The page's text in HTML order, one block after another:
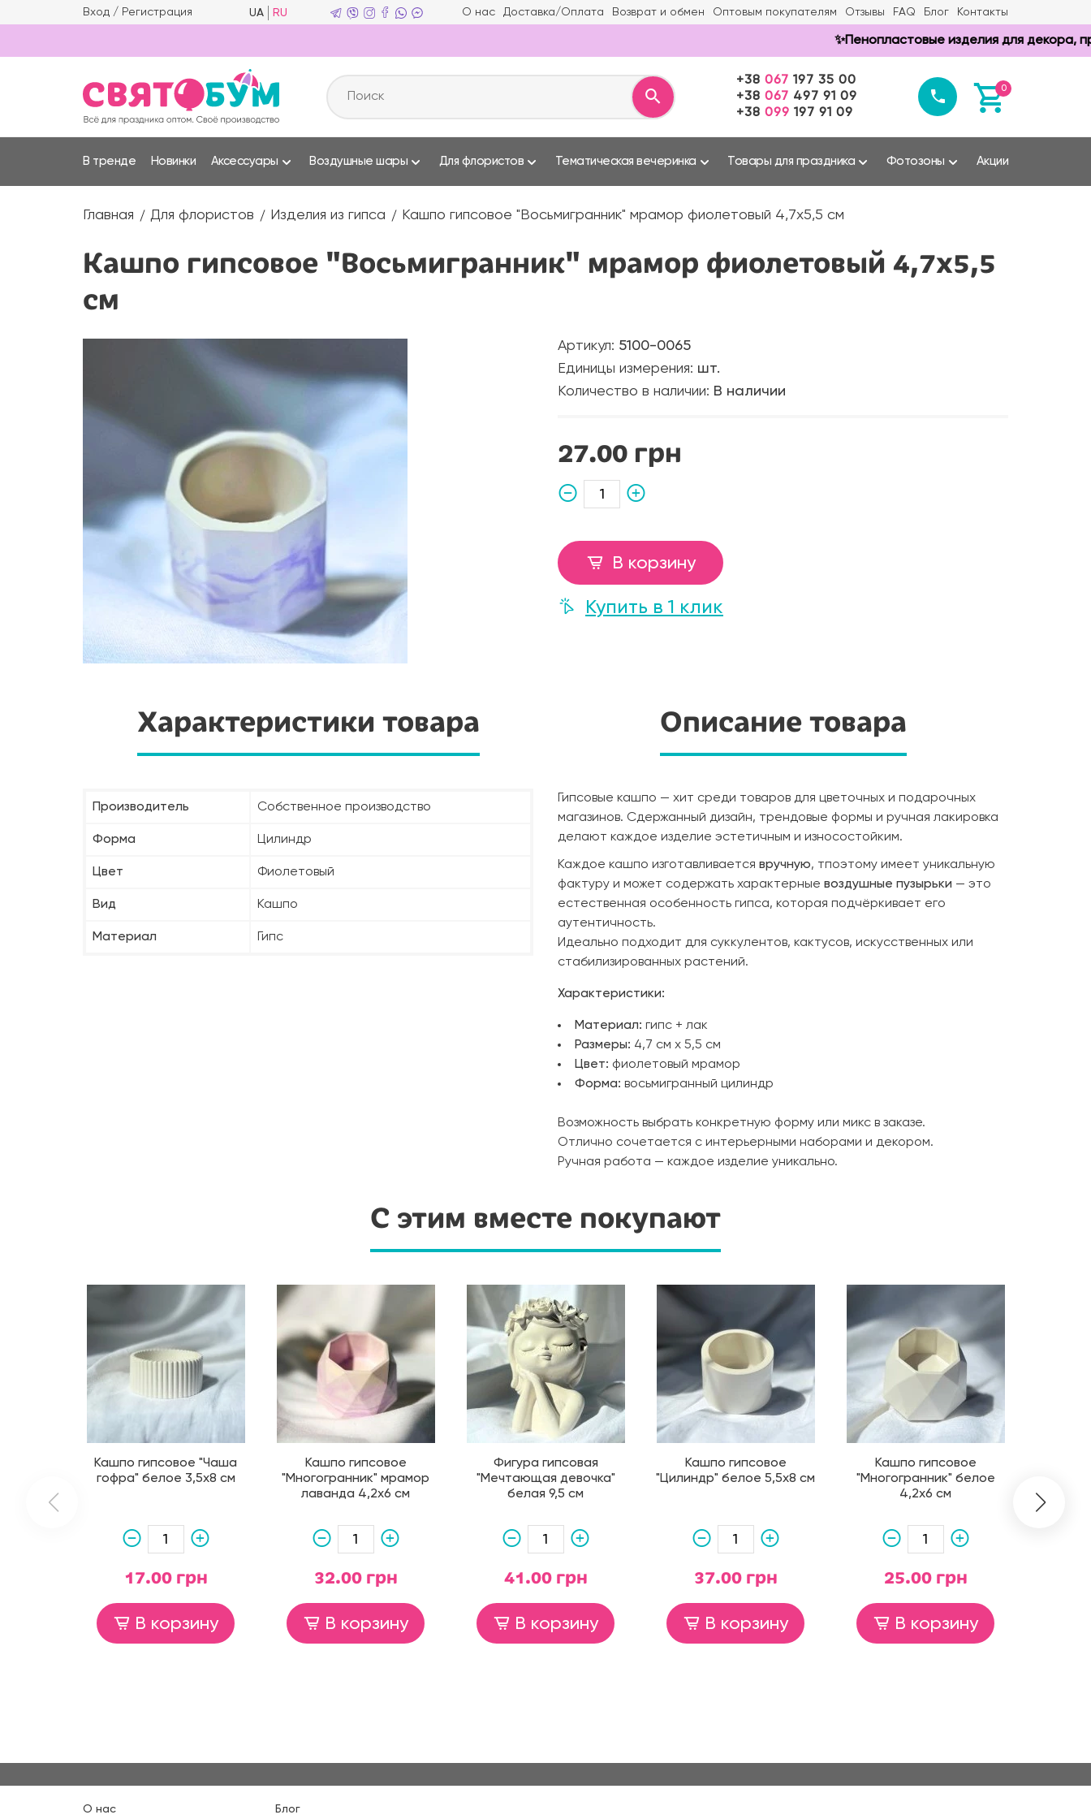
Вход / Регистрация UA RU О нас Доставка/Оплата Возврат и обмен Оптовым покупателям Отзывы FAQ Блог Контакты
✨Пенопластовые изделия для декора,
+38 067 197 35 00
+38 067 497 91 09
+38 099 197 91 09
0
В тренде Новинки Аксессуары Воздушные шары Для флористов Тематическая вечеринка Товары для праздника Фотозоны Акции
Главная Для флористов Изделия из гипса Кашпо гипсовое "Восьмигранник" мрамор фиолетовый 4,7х5,5 см
Кашпо гипсовое "Восьмигранник" мрамор фиолетовый 4,7х5,5
см
Артикул: 5100-0065
Единицы измерения: шт.
Количество в наличии: В наличии
27.00 грн
В корзину
Купить в 1 клик
Характеристики товара
Производитель Собственное производство
Форма Цилиндр
Цвет Фиолетовый
Вид Кашпо
Материал Гипс
Описание товара
Гипсовые кашпо — хит среди товаров для цветочных и подарочных
магазинов. Сдержанный дизайн, трендовые формы и ручная лакировка
делают каждое изделие эстетичным и износостойким.
Каждое кашпо изготавливается вручную, тпоэтому имеет уникальную
фактуру и может содержать характерные воздушные пузырьки — это
естественная особенность гипса, которая подчёркивает его
аутентичность.
Идеально подходит для суккулентов, кактусов, искусственных или
стабилизированных растений.
Характеристики:
Материал: гипс + лак
Размеры: 4,7 см х 5,5 см
Цвет: фиолетовый мрамор
Форма: восьмигранный цилиндр
Возможность выбрать конкретную форму или микс в заказе.
Отлично сочетается с интерьерными наборами и декором.
Ручная работа — каждое изделие уникально.
С этим вместе покупают
Кашпо гипсовое "Чаша
гофра" белое 3,5х8 см
17.00 грн
В корзину
Кашпо гипсовое
"Многогранник" мрамор
лаванда 4,2х6 см
32.00 грн
В корзину
Фигура гипсовая
"Мечтающая девочка"
белая 9,5 см
41.00 грн
В корзину
Кашпо гипсовое
"Цилиндр" белое 5,5х8 см
37.00 грн
В корзину
Кашпо гипсовое
"Многогранник" белое
4,2х6 см
25.00 грн
В корзину
О нас Блог